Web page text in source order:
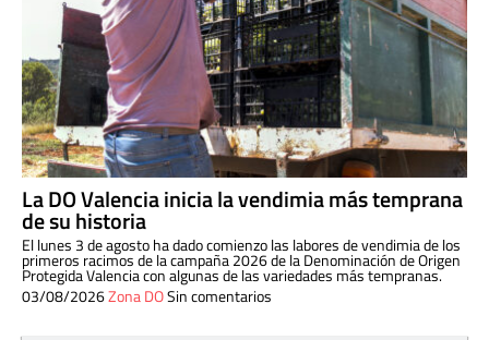
La DO Valencia inicia la vendimia más temprana
de su historia
El lunes 3 de agosto ha dado comienzo las labores de vendimia de los
primeros racimos de la campaña 2026 de la Denominación de Origen
Protegida Valencia con algunas de las variedades más tempranas.
03/08/2026Zona DOSin comentarios